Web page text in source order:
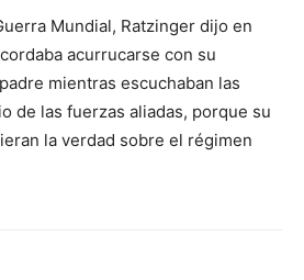
Mundial, Ratzinger dijo en
acurrucarse con su
mientras escuchaban las
de las fuerzas aliadas, porque su
la verdad sobre el régimen